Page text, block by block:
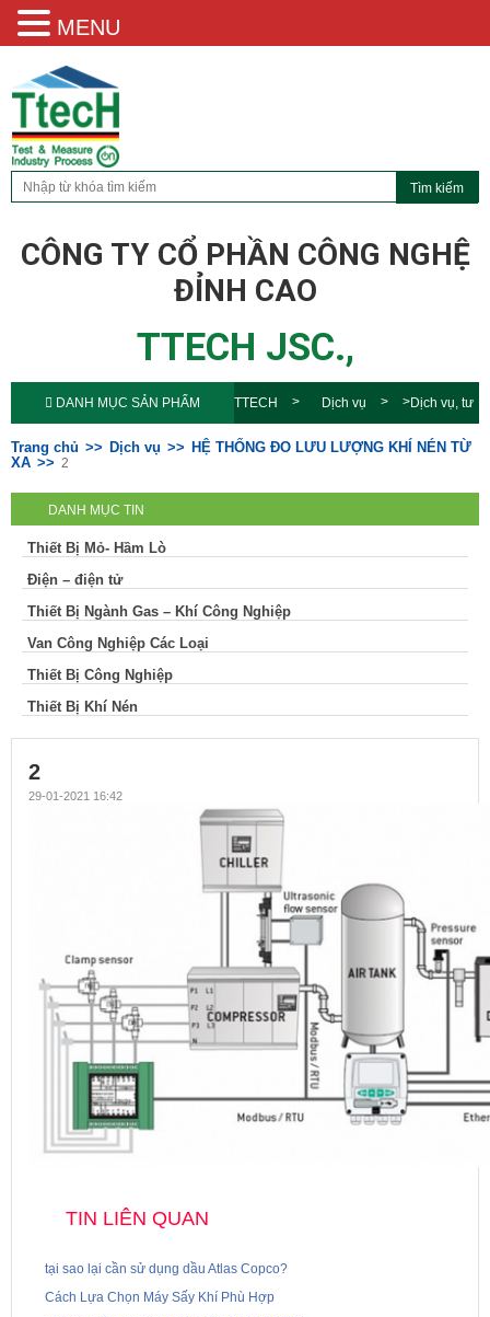
CÔNG TY CỔ PHẦN CÔNG NGHỆ
ĐỈNH CAO
TTECH JSC.,
DANH MỤC SẢN PHẨM TTECH Dịch vụ Dịch vụ, tư
vấn HỆ THỐNG ĐO LƯU LƯỢNG
Trang chủ Dịch vụ
HỆ THỐNG ĐO LƯU LƯỢNG KHÍ NÉN TỪ
XA
2
DANH MỤC TIN
Thiết Bị Mỏ- Hầm Lò
Điện – điện tử
Thiết Bị Ngành Gas – Khí Công Nghiệp
Van Công Nghiệp Các Loại
Thiết Bị Công Nghiệp
Thiết Bị Khí Nén
2
29-01-2021 16:42
TIN LIÊN QUAN
tại sao lại cần sử dụng dầu Atlas Copco?
Cách Lựa Chọn Máy Sấy Khí Phù Hợp
MENU